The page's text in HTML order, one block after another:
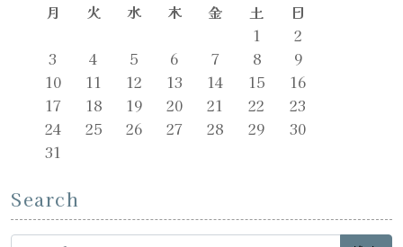
月
火 水 木 金 土
日
1
2
3
4 5 6 7 8
9
10
11 12 13 14 15
16
17
18 19 20 21 22
23
24
25 26 27 28 29
30
31
Search